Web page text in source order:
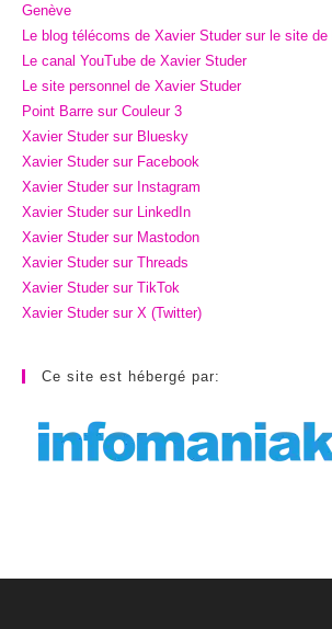
Genève
Le blog télécoms de Xavier Studer sur le site de
Le canal YouTube de Xavier Studer
Le site personnel de Xavier Studer
Point Barre sur Couleur 3
Xavier Studer sur Bluesky
Xavier Studer sur Facebook
Xavier Studer sur Instagram
Xavier Studer sur LinkedIn
Xavier Studer sur Mastodon
Xavier Studer sur Threads
Xavier Studer sur TikTok
Xavier Studer sur X (Twitter)
Ce site est hébergé par: